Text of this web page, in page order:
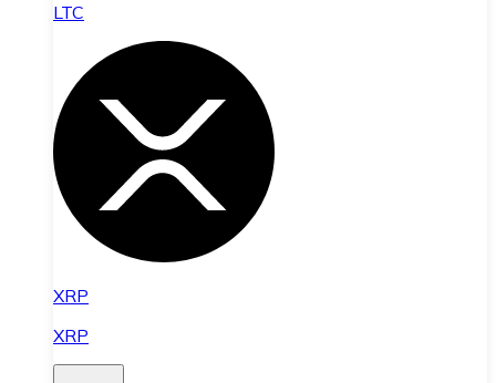
LTC
XRP
XRP